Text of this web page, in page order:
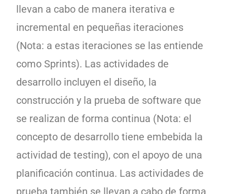
llevan a cabo de manera iterativa e
incremental en pequeñas iteraciones
(Nota: a estas iteraciones se las entiende
como Sprints). Las actividades de
desarrollo incluyen el diseño, la
construcción y la prueba de software que
se realizan de forma continua (Nota: el
concepto de desarrollo tiene embebida la
actividad de testing), con el apoyo de una
planificación continua. Las actividades de
prueba también se llevan a cabo de forma